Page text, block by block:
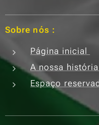
Sobre nós :
Página inicial
A nossa história
Espaço